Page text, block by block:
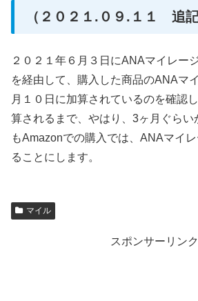
（２０２１.０９.１１ 追記
２０２１年６月３日にANAマイレー
を経由して、購入した商品のANAマ
月１０日に加算されているのを確認
算されるまで、やはり、3ヶ月ぐらい
もAmazonでの購入では、ANAマイ
ることにします。
マイル
スポンサーリンク